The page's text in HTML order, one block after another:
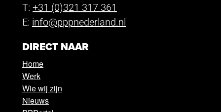
T: +31 (0)321 317 361
E: info@pppnederland.nl
DIRECT NAAR
Home
Werk
Wie wij zijn
Nieuws